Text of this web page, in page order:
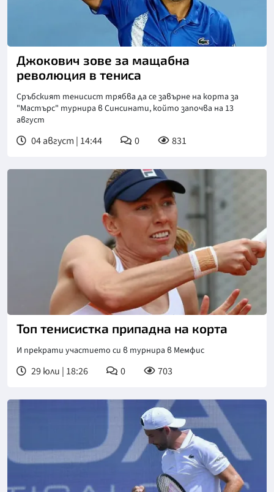
Джокович зове за мащабна
революция в тениса
Сръбският тенисист трябва да се завърне на корта за
"Мастърс" турнира в Синсинати, който започва на 13
август
04 август | 14:44 0 831
Топ тенисистка припадна на корта
И прекрати участието си в турнира в Мемфис
29 юли | 18:26 0 703